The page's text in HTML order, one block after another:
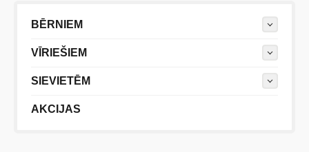
BĒRNIEM
VĪRIEŠIEM
SIEVIETĒM
AKCIJAS